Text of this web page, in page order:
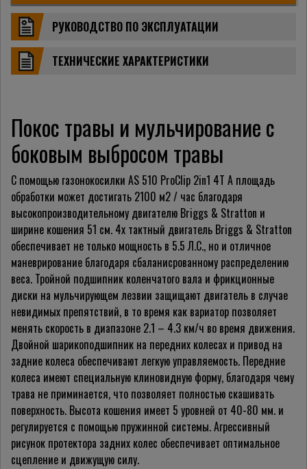
РУКОВОДСТВО ПО ЭКСПЛУАТАЦИИ
ТЕХНИЧЕСКИЕ ХАРАКТЕРИСТИКИ
Покос травы и мульчирование с
боковым выбросом травы
С помощью газонокосилки AS 510 ProClip 2in1 4T A площадь
обработки может достигать 2100 м2 / час благодаря
высокопроизводительному двигателю Briggs & Stratton и
ширине кошения 51 см. 4х тактный двигатель Briggs & Stratton
обеспечивает не только мощность в 5.5 Л.С., но и отличное
маневрирование благодаря сбаланисрованному распределению
веса. Тройной подшипник коленчатого вала и фрикционные
диски на мульчирующем лезвии защищают двигатель в случае
невидимых препятствий, в то время как вариатор позволяет
менять скорость в диапазоне 2.1 – 4.3 км/ч во время движения.
Двойной шарикоподшипник на передних колесах и привод на
задние колеса обеспечивают легкую управляемость. Передние
колеса имеют специальную клиновидную форму, благодаря чему
трава не приминается, что позволяет полностью скашивать
поверхность. Высота кошения имеет 5 уровней от 40-80 мм. и
регулируется с помощью пружинной системы. Агрессивный
рисунок протектора задних колес обеспечивает оптимальное
сцепление и движущую силу.